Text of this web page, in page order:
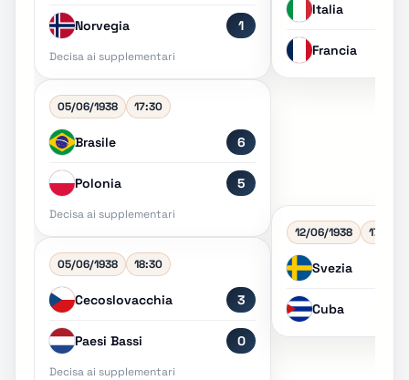
Norvegia 1
Decisa ai supplementari
05/06/1938 17:30
Brasile 6
Polonia 5
Decisa ai supplementari
05/06/1938 18:30
Cecoslovacchia 3
Paesi Bassi 0
Decisa ai supplementari
Italia
Francia
12/06/1938 17:00
Svezia
Cuba